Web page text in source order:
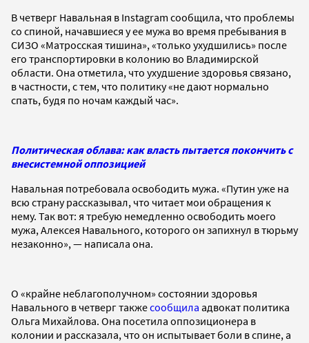
В четверг Навальная в Instagram сообщила, что проблемы
со спиной, начавшиеся у ее мужа во время пребывания в
СИЗО «Матросская тишина», «только ухудшились» после
его транспортировки в колонию во Владимирской
области. Она отметила, что ухудшение здоровья связано,
в частности, с тем, что политику «не дают нормально
спать, будя по ночам каждый час».
Политическая облава: как власть пытается покончить с
внесистемной оппозицией
Навальная потребовала освободить мужа. «Путин уже на
всю страну рассказывал, что читает мои обращения к
нему. Так вот: я требую немедленно освободить моего
мужа, Алексея Навального, которого он запихнул в тюрьму
незаконно», — написала она.
О «крайне неблагополучном» состоянии здоровья
Навального в четверг такжесообщила адвокат политика
Ольга Михайлова. Она посетила оппозиционера в
колонии и рассказала, что он испытывает боли в спине, а